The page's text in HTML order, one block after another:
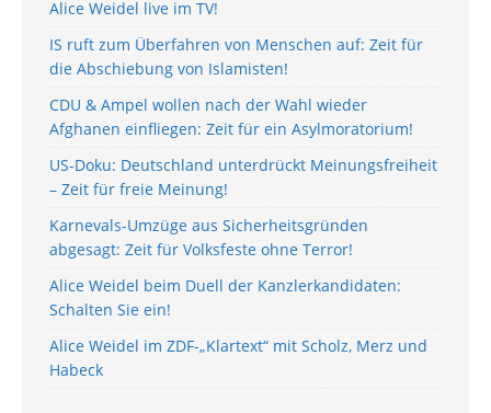
Alice Weidel live im TV!
IS ruft zum Überfahren von Menschen auf: Zeit für
die Abschiebung von Islamisten!
CDU & Ampel wollen nach der Wahl wieder
Afghanen einfliegen: Zeit für ein Asylmoratorium!
US-Doku: Deutschland unterdrückt Meinungsfreiheit
– Zeit für freie Meinung!
Karnevals-Umzüge aus Sicherheitsgründen
abgesagt: Zeit für Volksfeste ohne Terror!
Alice Weidel beim Duell der Kanzlerkandidaten:
Schalten Sie ein!
Alice Weidel im ZDF-„Klartext“ mit Scholz, Merz und
Habeck